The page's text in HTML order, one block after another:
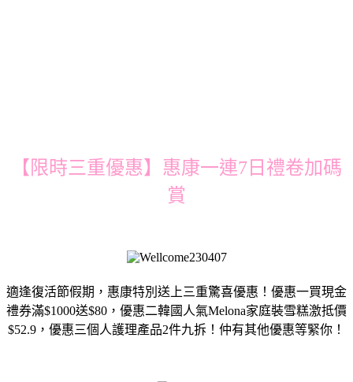
【限時三重優惠】惠康一連7日禮卷加碼
賞
適逢復活節假期，惠康特別送上三重驚喜優惠！優惠一買現金
禮券滿$1000送$80，優惠二韓國人氣Melona家庭裝雪糕激抵價
$52.9，優惠三個人護理產品2件九拆！仲有其他優惠等緊你！